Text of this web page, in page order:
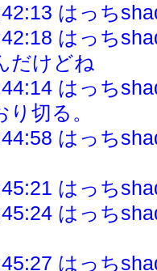
はっち
はっち
だけどね
はっち
切る。
はっち
はっち
はっち
はっち